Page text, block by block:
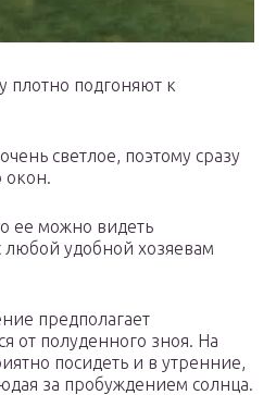
плотно подгоняют к
светлое, поэтому сразу
окон.
ее можно видеть
удобной хозяевам
предполагает
от полуденного зноя. На
посидеть и в утренние,
за пробуждением солнца.